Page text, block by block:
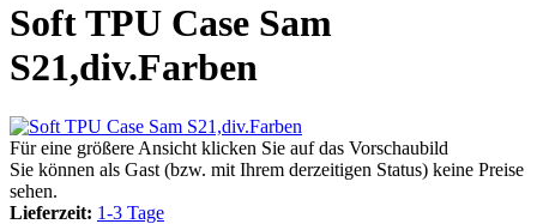
Soft TPU Case Sam
S21,div.Farben
Für eine größere Ansicht klicken Sie auf das Vorschaubild
Sie können als Gast (bzw. mit Ihrem derzeitigen Status) keine Preise
sehen.
Lieferzeit: 1-3 Tage